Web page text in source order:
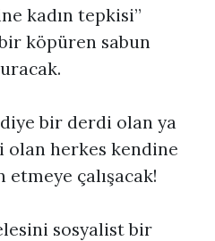
kadın tepkisi”
köpüren sabun
bir derdi olan ya
olan herkes kendine
çalışacak!
sosyalist bir